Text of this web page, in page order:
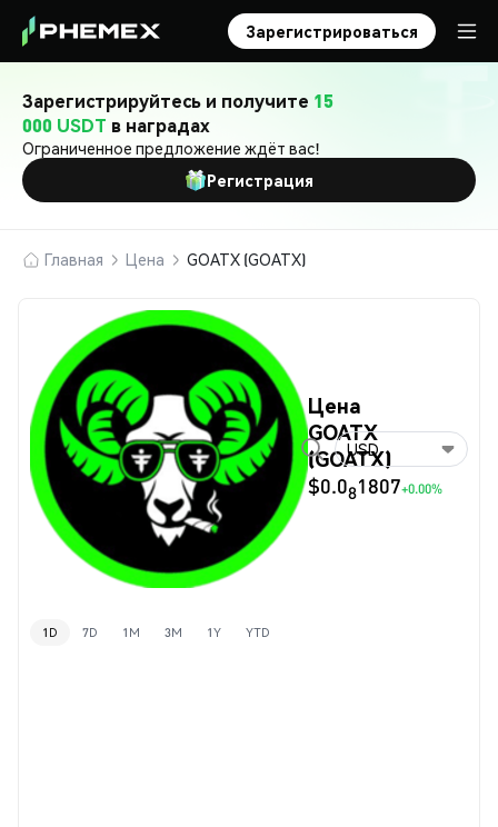
Зарегистрироваться
Зарегистрируйтесь и получите 15
000 USDT в наградах
Ограниченное предложение ждёт вас!
Регистрация
Главная Цена GOATX (GOATX)
Цена
GOATX
(GOATX)
$0.081807+0.00%
USD
1D 7D 1M 3M 1Y YTD